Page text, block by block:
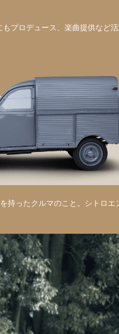
プロデュース、楽曲提供など
持ったクルマのこと。シトロエ